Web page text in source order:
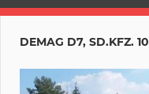
DEMAG D7, SD.KFZ. 10